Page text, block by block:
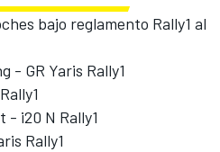
bajo reglamento Rally1 al
- GR Yaris Rally1
i20 N Rally1
Rally1